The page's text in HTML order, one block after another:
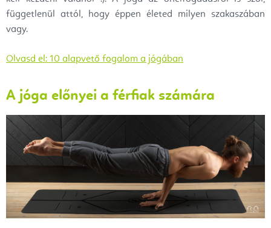
függetlenül attól, hogy éppen életed milyen szakaszában
vagy.
Olvasd el: 10 alapvető fogalom a jógában
A jóga előnyei a férfiak számára